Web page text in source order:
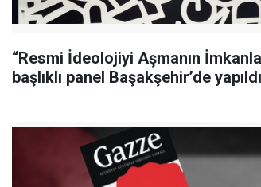
“Resmi İdeolojiyi Aşmanın
başlıklı panel Başakşehir’de yapıldı